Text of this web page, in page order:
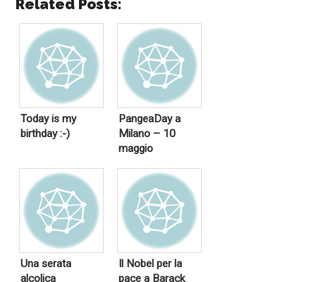
Related Posts:
Today is my
birthday :-)
PangeaDay a
Milano – 10
maggio
Una serata
alcolica
Il Nobel per la
pace a Barack